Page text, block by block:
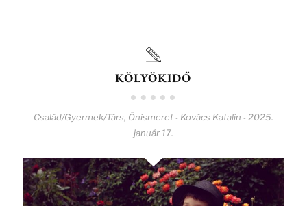
KÖLYÖKIDŐ
Család/Gyermek/Társ, Önismeret - Kovács Katalin - 2025.
január 17.